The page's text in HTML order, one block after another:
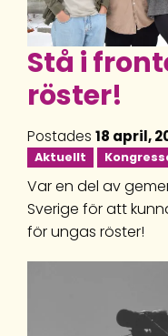
Stå i
röster!
Postades 18 april,
Aktuellt
Var en del av
Sverige för att
för ungas röster!